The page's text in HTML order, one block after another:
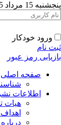
پنجشنبه 15 مرداد 1405
ورود خودکار
ثبت نام
بازیابی رمز عبور
صفحه اصلی
اطلاعات
هیات